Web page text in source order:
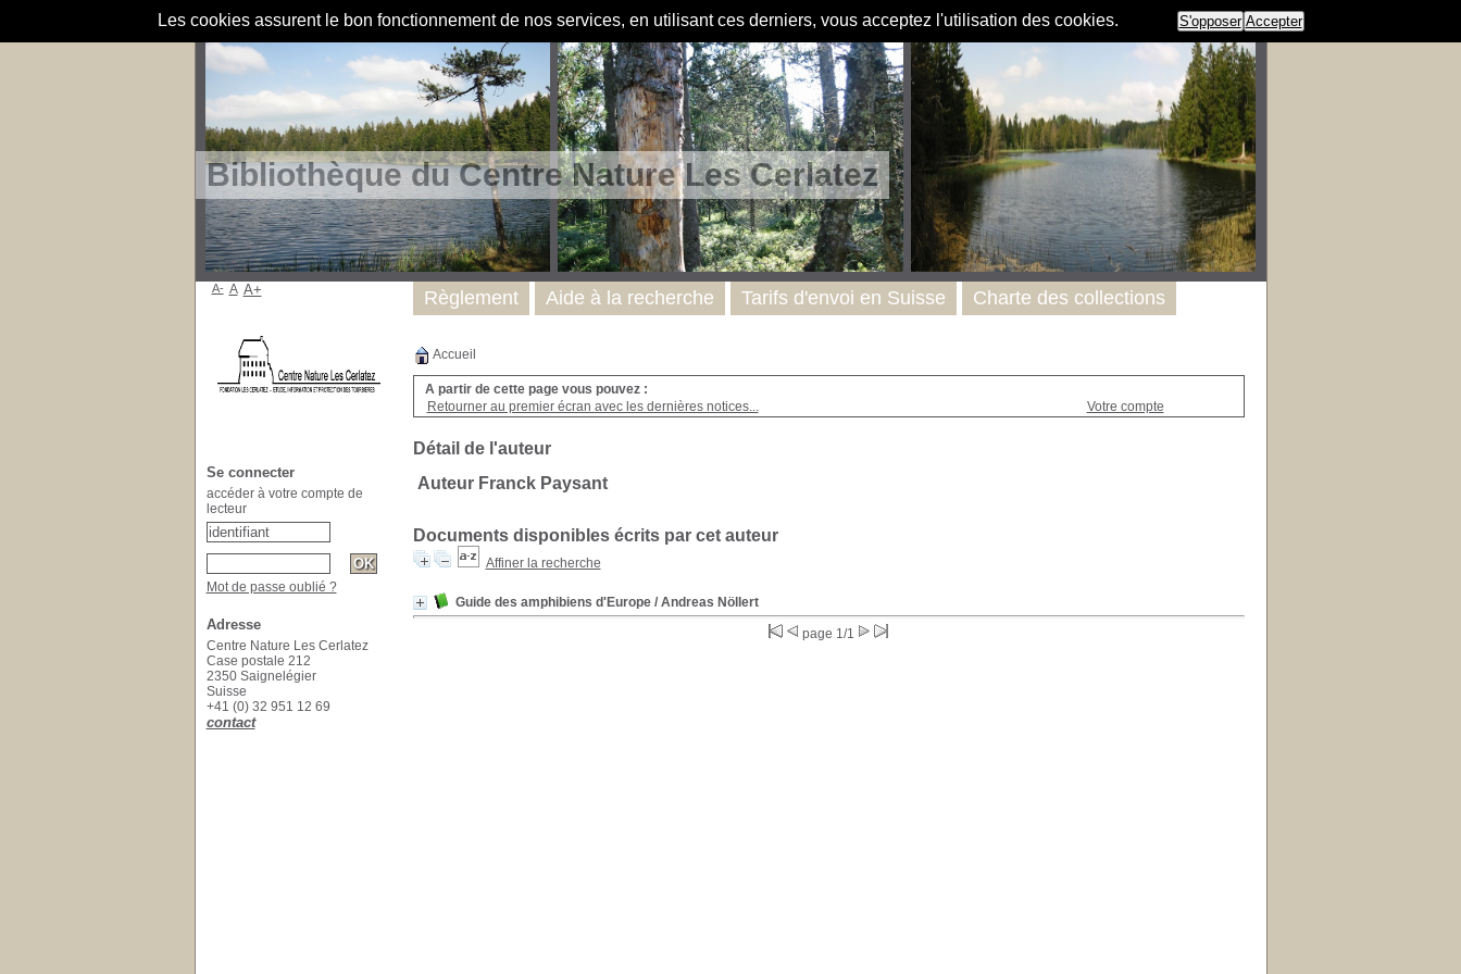
Les cookies assurent le bon fonctionnement de nos services, en utilisant ces derniers, vous acceptez l'utilisation des cookies. S'opposer Accepter
Bibliothèque du Centre Nature Les Cerlatez
Accueil
A partir de cette page vous pouvez :
Retourner au premier écran avec les dernières notices...
Votre compte
Détail de l'auteur
Auteur Franck Paysant
Documents disponibles écrits par cet auteur
Affiner la recherche
Guide des amphibiens d'Europe/ Andreas Nöllert
page 1/1
Règlement Aide à la recherche Tarifs d'envoi en Suisse Charte des collections
A- A A+
Se connecter
accéder à votre compte de
lecteur
Mot de passe oublié ?
Adresse
Centre Nature Les Cerlatez
Case postale 212
2350 Saignelégier
Suisse
+41 (0) 32 951 12 69
contact